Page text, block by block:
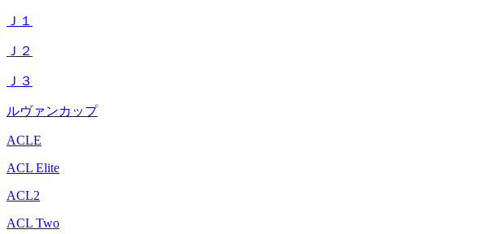
Ｊ１
Ｊ２
Ｊ３
ルヴァンカップ
ACLE
ACL Elite
ACL2
ACL Two